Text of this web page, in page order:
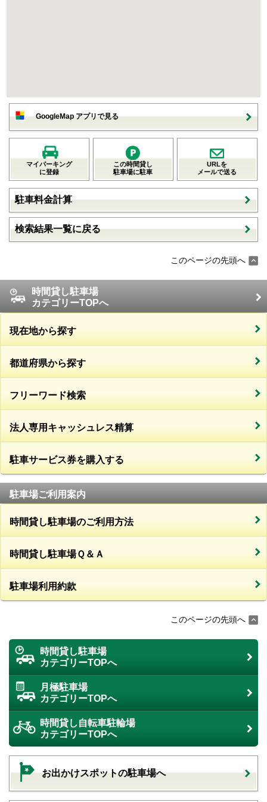
GoogleMap アプリで見る
マイパーキング
に登録
この時間貸し
駐車場に駐車
URLを
メールで送る
駐車料金計算
検索結果一覧に戻る
このページの先頭へ
時間貸し駐車場
カテゴリーTOPへ
現在地から探す
都道府県から探す
フリーワード検索
法人専用キャッシュレス精算
駐車サービス券を購入する
駐車場ご利用案内
時間貸し駐車場のご利用方法
時間貸し駐車場Ｑ＆Ａ
駐車場利用約款
このページの先頭へ
時間貸し駐車場
カテゴリーTOPへ
月極駐車場
カテゴリーTOPへ
時間貸し自転車駐輪場
カテゴリーTOPへ
お出かけスポットの駐車場へ